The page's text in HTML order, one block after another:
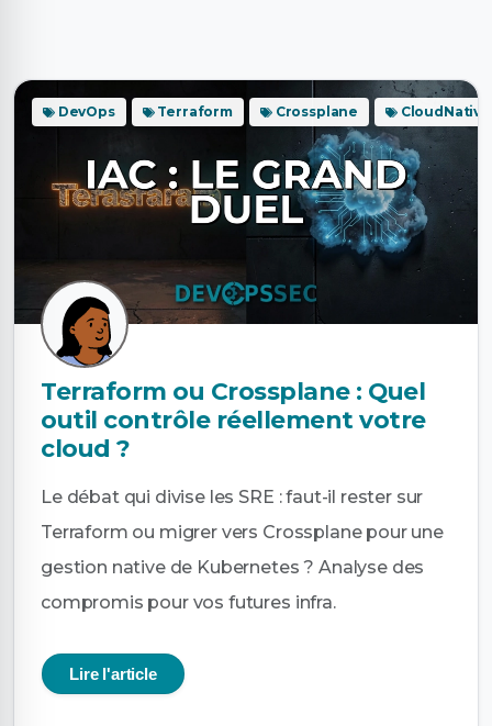
DevOps Terraform Crossplane CloudNative
Terraform ou Crossplane : Quel
outil contrôle réellement votre
cloud ?
Le débat qui divise les SRE : faut-il rester sur
Terraform ou migrer vers Crossplane pour une
gestion native de Kubernetes ? Analyse des
compromis pour vos futures infra.
Lire l'article